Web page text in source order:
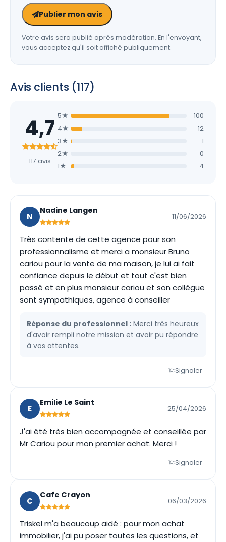
Publier mon avis
Votre avis sera publié après modération. En l'envoyant,
vous acceptez qu'il soit affiché publiquement.
Avis clients (117)
4,7
117 avis
5★
100
4★
12
3★
1
2★
0
1★
4
N
Nadine Langen
11/06/2026
Très contente de cette agence pour son
professionnalisme et merci a monsieur Bruno
cariou pour la vente de ma maison, je lui ai fait
confiance depuis le début et tout c'est bien
passé et en plus monsieur cariou et son collègue
sont sympathiques, agence à conseiller
Réponse du professionnel : Merci très heureux
d'avoir rempli notre mission et avoir pu répondre
à vos attentes.
Signaler
E
Emilie Le Saint
25/04/2026
J'ai été très bien accompagnée et conseillée par
Mr Cariou pour mon premier achat. Merci !
Signaler
C
Cafe Crayon
06/03/2026
Triskel m'a beaucoup aidé : pour mon achat
immobilier, j'ai pu poser toutes les questions, et